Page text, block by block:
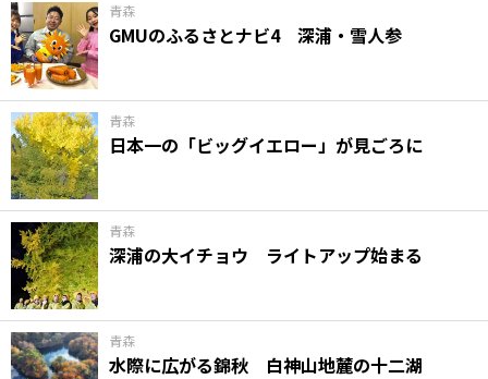
青森
GMUのふるさとナビ4 深浦・雪人参
青森
日本一の「ビッグイエロー」が見ごろに
青森
深浦の大イチョウ ライトアップ始まる
青森
水際に広がる錦秋 白神山地麓の十二湖